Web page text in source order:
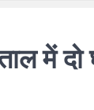
में